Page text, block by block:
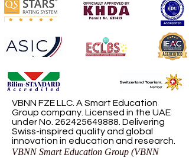
VBNN FZE LLC. A Smart Education
Group company. Licensed in the UAE
under No. 262425649888. Delivering
Swiss-inspired quality and global
innovation in education and research.
VBNN Smart Education Group (VBNN